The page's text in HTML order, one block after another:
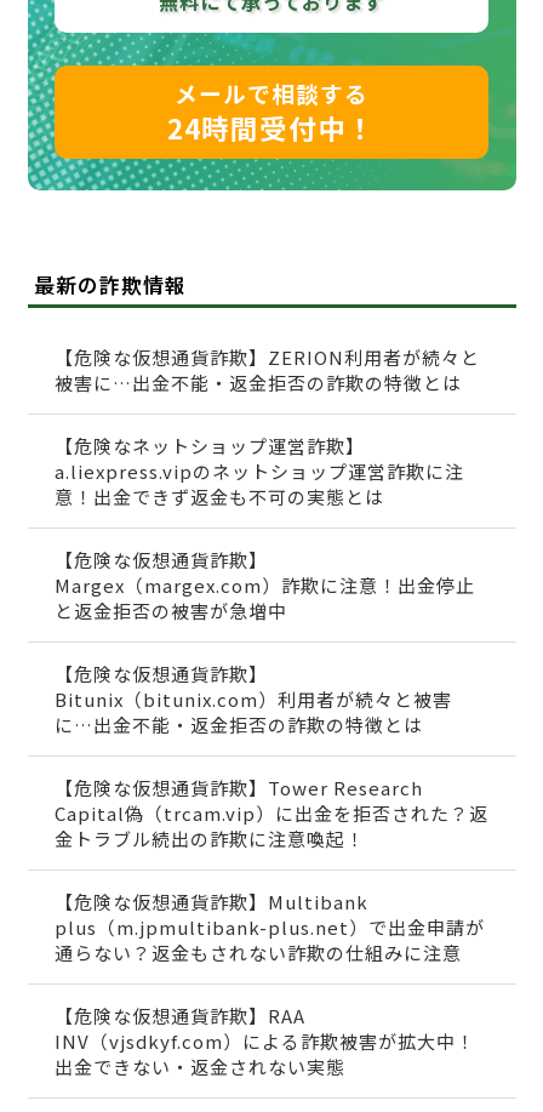
メールで相談する
24時間受付中！
最新の詐欺情報
【危険な仮想通貨詐欺】ZERION利用者が続々と
被害に…出金不能・返金拒否の詐欺の特徴とは
【危険なネットショップ運営詐欺】
a.liexpress.vipのネットショップ運営詐欺に注
意！出金できず返金も不可の実態とは
【危険な仮想通貨詐欺】
Margex（margex.com）詐欺に注意！出金停止
と返金拒否の被害が急増中
【危険な仮想通貨詐欺】
Bitunix（bitunix.com）利用者が続々と被害
に…出金不能・返金拒否の詐欺の特徴とは
【危険な仮想通貨詐欺】Tower Research
Capital偽（trcam.vip）に出金を拒否された？返
金トラブル続出の詐欺に注意喚起！
【危険な仮想通貨詐欺】Multibank
plus（m.jpmultibank-plus.net）で出金申請が
通らない？返金もされない詐欺の仕組みに注意
【危険な仮想通貨詐欺】RAA
INV（vjsdkyf.com）による詐欺被害が拡大中！
出金できない・返金されない実態